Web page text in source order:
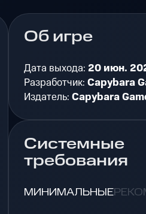
Об игре
Дата выхода:20 июн.
Разработчик:Capybara
Издатель:Capybara
Системные
требования
МИНИМАЛЬНЫЕ